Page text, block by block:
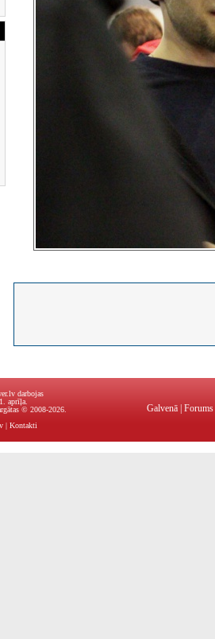
darbojas
aprīļa.
© 2008-2026.
| Kontakti
Galvenā Forums